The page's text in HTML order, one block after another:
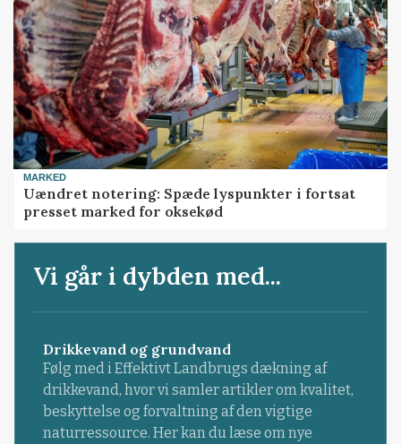
MARKED
Uændret notering: Spæde lyspunkter i fortsat
presset marked for oksekød
Vi går i dybden med...
Drikkevand og grundvand
Følg med i Effektivt Landbrugs dækning af
drikkevand, hvor vi samler artikler om kvalitet,
beskyttelse og forvaltning af den vigtige
naturressource. Her kan du læse om nye